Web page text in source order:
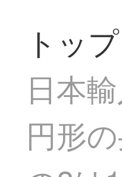
トップ
日本
円形